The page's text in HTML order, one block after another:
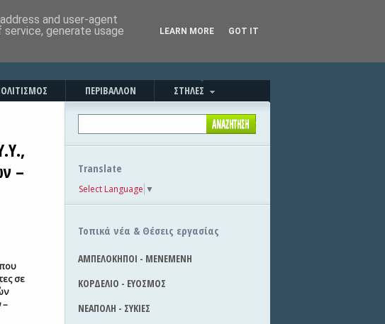
ΠΕΡΙΒΑΛΛΟΝ ΣΤΗΛΕΣ
–
σε
–
Translate
Select Language ▼
Τοπικά νέα & Θέσεις εργασίας
ΑΜΠΕΛΟΚΗΠΟΙ - ΜΕΝΕΜΕΝΗ
ΚΟΡΔΕΛΙΟ - ΕΥΟΣΜΟΣ
ΝΕΑΠΟΛΗ - ΣΥΚΙΕΣ
and user-agent
generate usage
LEARN MORE GOT IT